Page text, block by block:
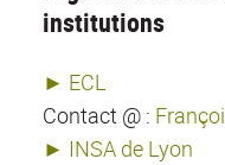
institutions
► ECL
Contact @ :
► INSA de Lyon